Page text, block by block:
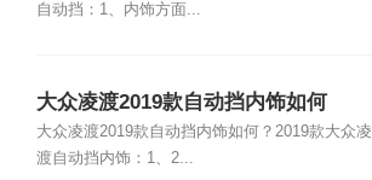
自动挡：1、内饰方面...
大众凌渡2019款自动挡内饰如何
大众凌渡2019款自动挡内饰如何？2019款大众凌
渡自动挡内饰：1、2...